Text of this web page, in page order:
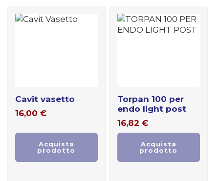
cavit vasetto
16,00 €
Acquista
prodotto
torpan 100 per
endo light post
16,82 €
Acquista
prodotto